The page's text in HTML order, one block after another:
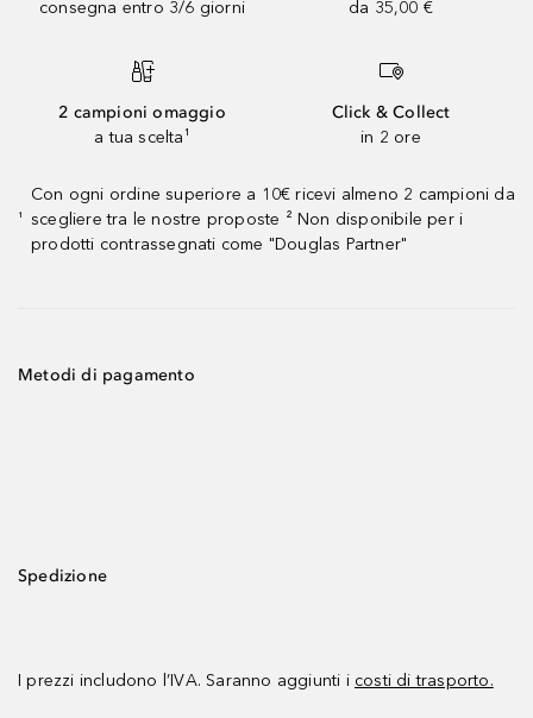
consegna entro 3/6 giorni da 35,00 €
2 campioni omaggio
a tua scelta¹
Click & Collect
in 2 ore
¹
Con ogni ordine superiore a 10€ ricevi almeno 2 campioni da
scegliere tra le nostre proposte ² Non disponibile per i
prodotti contrassegnati come "Douglas Partner"
Metodi di pagamento
Spedizione
I prezzi includono l’IVA. Saranno aggiunti i costi di trasporto.